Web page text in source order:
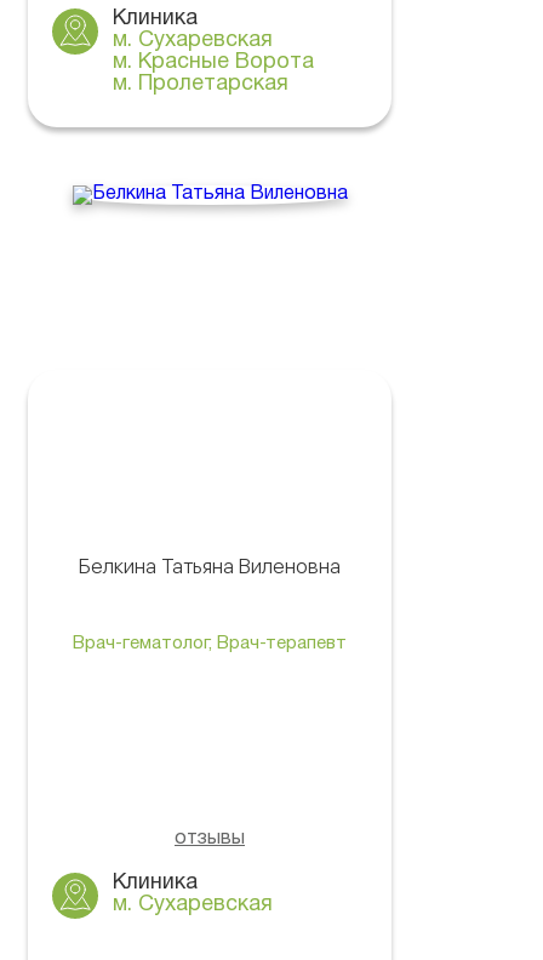
Клиника
м. Сухаревская
м. Красные Ворота
м. Пролетарская
Белкина Татьяна Виленовна
Врач-гематолог, Врач-терапевт
отзывы
Клиника
м. Сухаревская